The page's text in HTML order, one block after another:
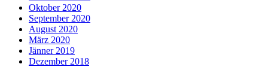
Oktober 2020
September 2020
August 2020
März 2020
Jänner 2019
Dezember 2018